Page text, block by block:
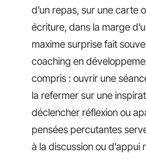
d’un repas, sur une carte
écriture, dans la marge
maxime surprise fait
coaching en
compris : ouvrir une
la refermer sur une
déclencher réflexion ou
pensées percutantes
à la discussion ou d’appui